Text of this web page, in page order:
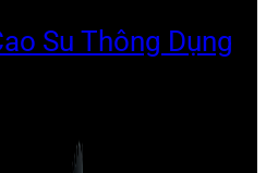
Su Thông Dụng